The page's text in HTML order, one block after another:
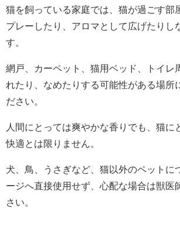
猫を飼っている家庭では、猫が過ごす部
プレーしたり、アロマとして広げたりし
す。
網戸、カーペット、猫用ベッド、トイレ
れたり、なめたりする可能性がある場所
ださい。
人間にとっては爽やかな香りでも、猫に
快適とは限りません。
犬、鳥、うさぎなど、猫以外のペットに
ージへ直接使用せず、心配な場合は獣医
さい。